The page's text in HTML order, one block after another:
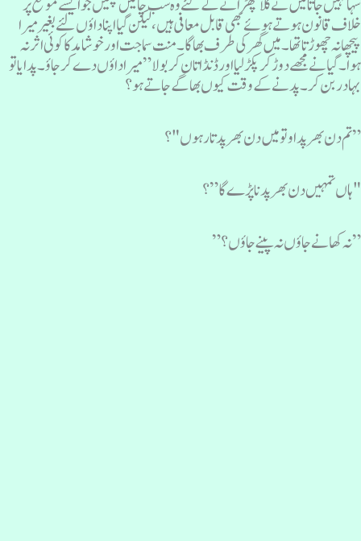
خلاف قانون ہوتے ہوئے بھی قابل معافی ہیں ، لیکن گیا اپنا داؤں لئے بغیر میرا
پیچھا نہ چھوڑتا تھا ۔ میں گھر کی طرف بھاگا۔ منت سماجت اور خوشامد کا کوئی اثر نہ
ہوا۔ گیا نے مجھے دوڑ کر پکڑ لیا اور ڈنڈا تان کر بولا ” میرا داؤں دے کر جاؤ۔ پدایا تو
بہادر بن کر ۔ پدنے کے وقت کیوں بھاگے جاتے ہو؟
” تم دن بھر پداو تو میں دن بھر پدتا رہوں "؟
"ہاں تمہیں دن بھر پدنا پڑے گا” ؟
” نہ کھانے جاؤں نہ پینے جاؤں ؟”